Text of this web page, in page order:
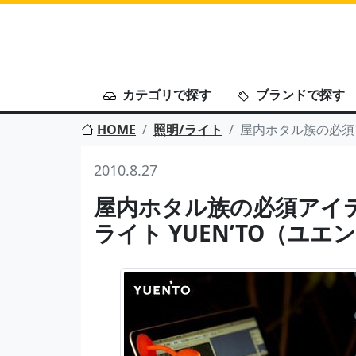
カテゴリで探す
ブランドで探す
HOME
照明/ライト 屋内ホタル族の必
2010.8.27
屋内ホタル族の必須ア
ライト YUEN’TO（ユエ